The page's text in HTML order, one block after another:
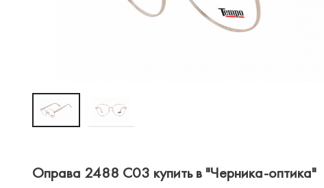
Оправа 2488 С03 купить в "Черника-оптика"